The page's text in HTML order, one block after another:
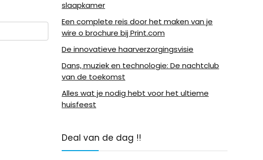
slaapkamer
Een complete reis door het maken van je
wire o brochure bij Print.com
De innovatieve haarverzorgingsvisie
Dans, muziek en technologie: De nachtclub
van de toekomst
Alles wat je nodig hebt voor het ultieme
huisfeest
Deal van de dag !!